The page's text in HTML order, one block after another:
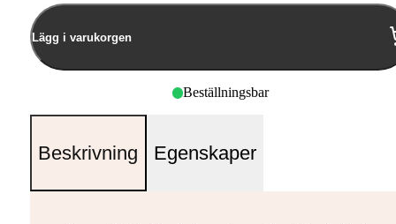
Lägg i varukorgen
Beställningsbar
Beskrivning Egenskaper